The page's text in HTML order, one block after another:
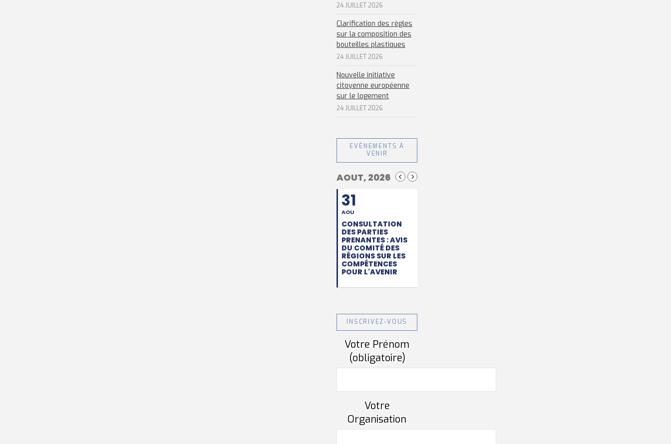
24 JUILLET 2026
Clarification des règles
sur la composition des
bouteilles plastiques
24 JUILLET 2026
Nouvelle initiative
citoyenne européenne
sur le logement
24 JUILLET 2026
EVÈNEMENTS À
VENIR
AOUT, 2026
31
AOU
CONSULTATION
DES PARTIES
PRENANTES : AVIS
DU COMITÉ DES
RÉGIONS SUR LES
COMPÉTENCES
POUR L'AVENIR
INSCRIVEZ-VOUS
Votre Prénom
(obligatoire)
Votre
Organisation